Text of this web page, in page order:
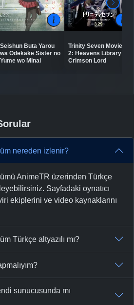
Seishun Buta Yarou
wa Odekake Sister no
Yume wo Minai
Trinity Seven Movie
2: Heavens Library to
Crimson Lord
nereden izlenir?
AnimeTR üzerinden Türkçe
Sayfadaki oynatıcı
ekiplerini ve video kaynaklarını
Türkçe altyazılı mı?
sunucusunda mı